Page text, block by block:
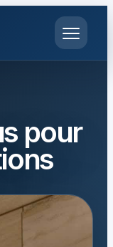
pour